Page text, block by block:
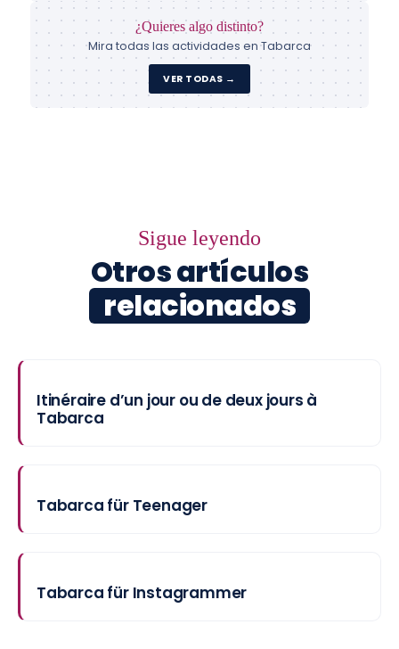
¿Quieres algo distinto?
Mira todas las actividades en Tabarca
VER TODAS →
Sigue leyendo
Otros artículos
relacionados
Itinéraire d’un jour ou de deux jours à
Tabarca
Tabarca für Teenager
Tabarca für Instagrammer